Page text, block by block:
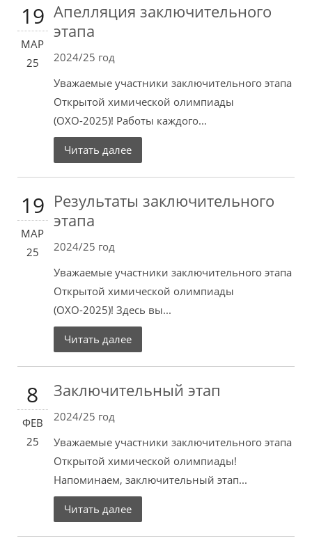
19
МАР
25
Апелляция заключительного
этапа
2024/25 год
Уважаемые участники заключительного этапа
Открытой химической олимпиады
(ОХО-2025)! Работы каждого...
Читать далее
19
МАР
25
Результаты заключительного
этапа
2024/25 год
Уважаемые участники заключительного этапа
Открытой химической олимпиады
(ОХО-2025)! Здесь вы...
Читать далее
8
ФЕВ
25
Заключительный этап
2024/25 год
Уважаемые участники заключительного этапа
Открытой химической олимпиады!
Напоминаем, заключительный этап...
Читать далее